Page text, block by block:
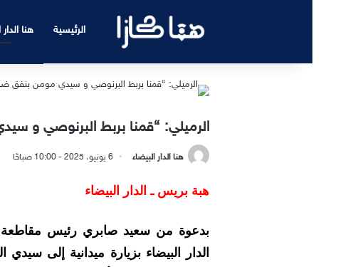
الرئيسية هنا
الرميلي: “قمنا بربط البرنوصي و
هنا الدار البيضاء 6 يونيو، 2025 - 10:00 صباحًا
هبة بريس ـ الدار البيضاء
بدعوة من سعيد صابري رئيس مقاطعة
الدار البيضاء بزيارة ميدانية إلى